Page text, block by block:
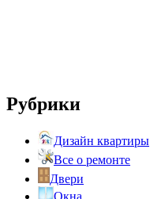
Рубрики
Дизайн квартиры
Все о ремонте
Двери
Окна